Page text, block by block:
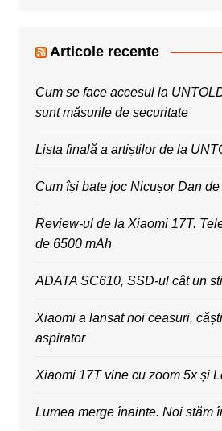
Articole recente
Cum se face accesul la
sunt măsurile de securitate
Lista finală a artiștilor de la
Cum își bate joc Nicușor Dan
Review-ul de la Xiaomi 17T.
de 6500 mAh
ADATA SC610, SSD-ul cât un
Xiaomi a lansat noi ceasuri,
aspirator
Xiaomi 17T vine cu zoom 5x și
Lumea merge înainte. Noi stăm